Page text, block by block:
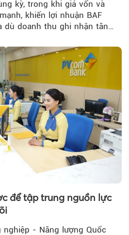
kỳ, trong khi giá vốn và
khiến lợi nhuận BAF
dù doanh thu ghi nhận tăng
để tập trung nguồn lực
nghiệp - Năng lượng Quốc